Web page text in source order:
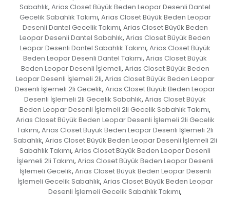
Sabahlık, Arias Closet Büyük Beden Leopar Desenli Dantel
Gecelik Sabahlık Takımı, Arias Closet Büyük Beden Leopar
Desenli Dantel Gecelik Takımı, Arias Closet Büyük Beden
Leopar Desenli Dantel Sabahlık, Arias Closet Büyük Beden
Leopar Desenli Dantel Sabahlık Takımı, Arias Closet Büyük
Beden Leopar Desenli Dantel Takımı, Arias Closet Büyük
Beden Leopar Desenli İşlemeli, Arias Closet Büyük Beden
Leopar Desenli İşlemeli 2li, Arias Closet Büyük Beden Leopar
Desenli İşlemeli 2li Gecelik, Arias Closet Büyük Beden Leopar
Desenli İşlemeli 2li Gecelik Sabahlık, Arias Closet Büyük
Beden Leopar Desenli İşlemeli 2li Gecelik Sabahlık Takımı,
Arias Closet Büyük Beden Leopar Desenli İşlemeli 2li Gecelik
Takımı, Arias Closet Büyük Beden Leopar Desenli İşlemeli 2li
Sabahlık, Arias Closet Büyük Beden Leopar Desenli İşlemeli 2li
Sabahlık Takımı, Arias Closet Büyük Beden Leopar Desenli
İşlemeli 2li Takımı, Arias Closet Büyük Beden Leopar Desenli
İşlemeli Gecelik, Arias Closet Büyük Beden Leopar Desenli
İşlemeli Gecelik Sabahlık, Arias Closet Büyük Beden Leopar
Desenli İşlemeli Gecelik Sabahlık Takımı,